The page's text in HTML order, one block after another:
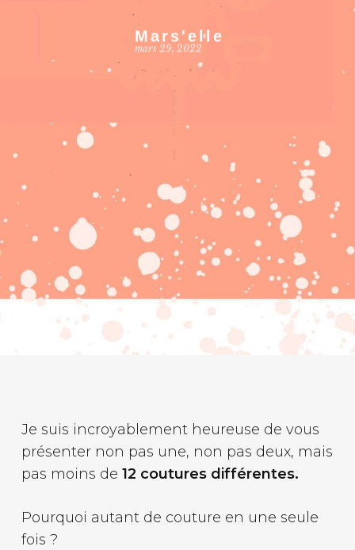
Mars'elle
mars 29, 2022
Je suis incroyablement heureuse de vous
présenter non pas une, non pas deux, mais
pas moins de 12 coutures différentes.
Pourquoi autant de couture en une seule
fois ?